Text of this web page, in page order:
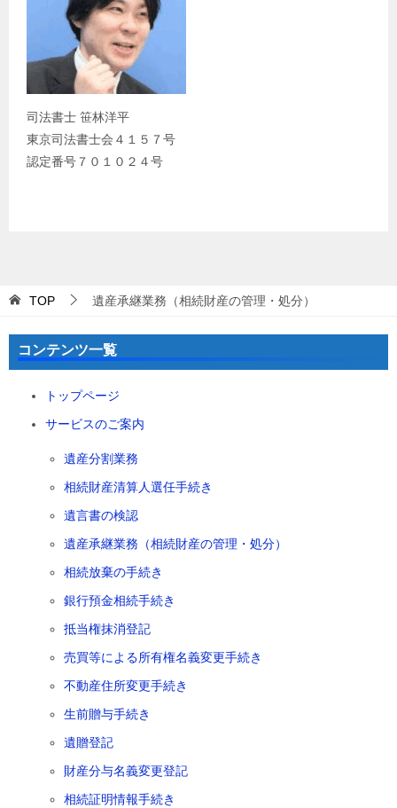
司法書士 笹林洋平
東京司法書士会４１５７号
認定番号７０１０２４号
TOP 遺産承継業務（相続財産の管理・処分）
コンテンツ一覧
トップページ
サービスのご案内
遺産分割業務
相続財産清算人選任手続き
遺言書の検認
遺産承継業務（相続財産の管理・処分）
相続放棄の手続き
銀行預金相続手続き
抵当権抹消登記
売買等による所有権名義変更手続き
不動産住所変更手続き
生前贈与手続き
遺贈登記
財産分与名義変更登記
相続証明情報手続き